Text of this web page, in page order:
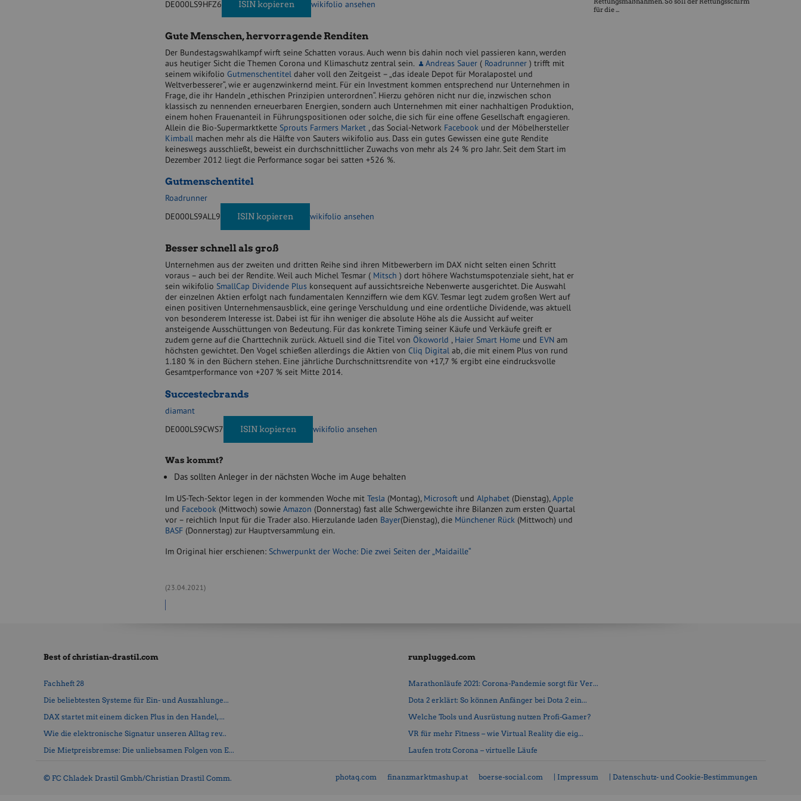
DE000LS9HFZ6
ISIN kopieren wikifolio ansehen
Gute Menschen, hervorragende Renditen
Der Bundestagswahlkampf wirft seine Schatten voraus. Auch wenn bis dahin noch viel passieren kann, werden
aus heutiger Sicht die Themen Corona und Klimaschutz zentral sein.
Andreas Sauer( Roadrunner) trifft mit
seinem wikifolio Gutmenschentiteldaher voll den Zeitgeist – „das ideale Depot für Moralapostel und
Weltverbesserer“, wie er augenzwinkernd meint. Für ein Investment kommen entsprechend nur Unternehmen in
Frage, die ihr Handeln „ethischen Prinzipien unterordnen“. Hierzu gehören nicht nur die, inzwischen schon
klassisch zu nennenden erneuerbaren Energien, sondern auch Unternehmen mit einer nachhaltigen Produktion,
einem hohen Frauenanteil in Führungspositionen oder solche, die sich für eine offene Gesellschaft engagieren.
Allein die Bio-Supermarktkette Sprouts Farmers Market, das Social-Network Facebookund der Möbelhersteller
Kimballmachen mehr als die Hälfte von Sauters wikifolio aus. Dass ein gutes Gewissen eine gute Rendite
keineswegs ausschließt, beweist ein durchschnittlicher Zuwachs von mehr als 24 % pro Jahr. Seit dem Start im
Dezember 2012 liegt die Performance sogar bei satten +526 %.
Gutmenschentitel
Roadrunner
DE000LS9ALL9
ISIN kopieren wikifolio ansehen
Besser schnell als groß
Unternehmen aus der zweiten und dritten Reihe sind ihren Mitbewerbern im DAX nicht selten einen Schritt
voraus – auch bei der Rendite. Weil auch Michel Tesmar ( Mitsch ) dort höhere Wachstumspotenziale sieht, hat er
sein wikifolio SmallCap Dividende Pluskonsequent auf aussichtsreiche Nebenwerte ausgerichtet. Die Auswahl
der einzelnen Aktien erfolgt nach fundamentalen Kennziffern wie dem KGV. Tesmar legt zudem großen Wert auf
einen positiven Unternehmensausblick, eine geringe Verschuldung und eine ordentliche Dividende, was aktuell
von besonderem Interesse ist. Dabei ist für ihn weniger die absolute Höhe als die Aussicht auf weiter
ansteigende Ausschüttungen von Bedeutung. Für das konkrete Timing seiner Käufe und Verkäufe greift er
zudem gerne auf die Charttechnik zurück. Aktuell sind die Titel von Ökoworld , Haier Smart Homeund EVNam
höchsten gewichtet. Den Vogel schießen allerdings die Aktien von Cliq Digitalab, die mit einem Plus von rund
1.180 % in den Büchern stehen. Eine jährliche Durchschnittsrendite von +17,7 % ergibt eine eindrucksvolle
Gesamtperformance von +207 % seit Mitte 2014.
Succestecbrands
diamant
DE000LS9CWS7
ISIN kopieren wikifolio ansehen
Was kommt?
Das sollten Anleger in der nächsten Woche im Auge behalten
Im US-Tech-Sektor legen in der kommenden Woche mit Tesla (Montag), Microsoft und Alphabet(Dienstag), Apple
und Facebook (Mittwoch) sowie Amazon (Donnerstag) fast alle Schwergewichte ihre Bilanzen zum ersten Quartal
vor – reichlich Input für die Trader also. Hierzulande laden Bayer(Dienstag), die Münchener Rück (Mittwoch) und
BASF(Donnerstag) zur Hauptversammlung ein.
Im Original hier erschienen: Schwerpunkt der Woche: Die zwei Seiten der „Maidaille“
(23.04.2021)
i
e
s
t
m
e
n
t
-
f
o
c
u
-
n
-
v
d
e
n
d
.
h
t
m
l
(
B
l
d
:
s
t
s
t
o
c
.
m
für die ...
Best of christian-drastil.com
Fachheft 28
Die beliebtesten Systeme für Ein- und Auszahlunge...
DAX startet mit einem dicken Plus in den Handel, ...
Wie die elektronische Signatur unseren Alltag rev...
Die Mietpreisbremse: Die unliebsamen Folgen von E...
runplugged.com
Marathonläufe 2021: Corona-Pandemie sorgt für Ver...
Dota 2 erklärt: So können Anfänger bei Dota 2 ein...
Welche Tools und Ausrüstung nutzen Profi-Gamer?
VR für mehr Fitness – wie Virtual Reality die eig...
Laufen trotz Corona – virtuelle Läufe
© FC Chladek Drastil Gmbh/Christian Drastil Comm. photaq.com finanzmarktmashup.at boerse-social.com | Impressum | Datenschutz- und Cookie-Bestimmungen